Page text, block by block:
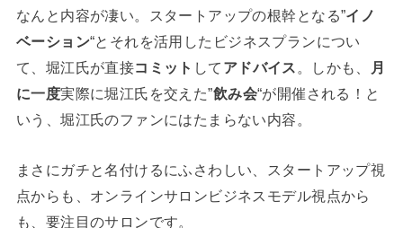
なんと内容が凄い。スタートアップの根幹となる”イノ
ベーション“とそれを活用したビジネスプランについ
て、堀江氏が直接コミット して アドバイス 。しかも、
月
に一度実際に堀江氏を交えた”飲み会“が開催される！と
いう、堀江氏のファンにはたまらない内容。
まさにガチと名付けるにふさわしい、スタートアップ視
点からも、オンラインサロンビジネスモデル視点から
も、要注目のサロンです。